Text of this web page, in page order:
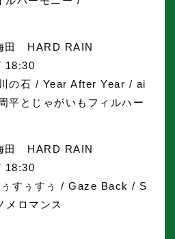
田 HARD RAIN
18:30
の石 / Year After Year / ai
とじゃがいもフィルハー
田 HARD RAIN
18:30
すぅすぅ / Gaze Back / S
ロマンス